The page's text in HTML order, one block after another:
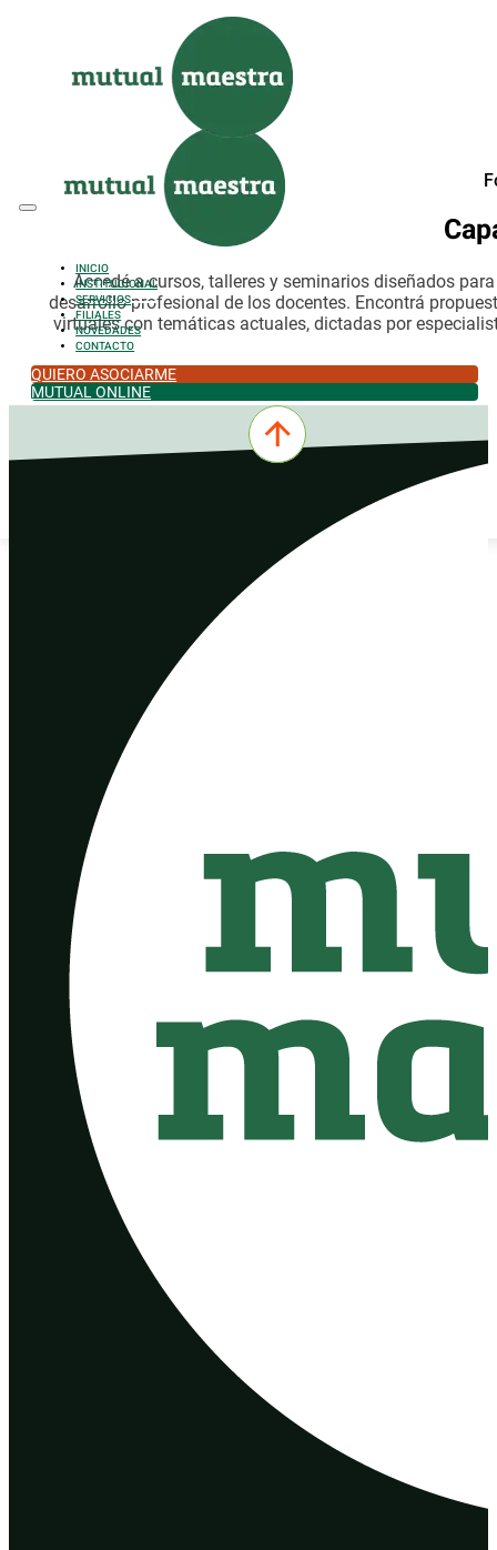
Saltar al pie de página
INICIO
INSTITUCIONAL
SERVICIOS
FILIALES
NOVEDADES
CONTACTO
QUIERO ASOCIARME
MUTUAL ONLINE
Accedé a cursos, talleres y seminarios diseñados
desarrollo profesional de los docentes. Encontrá
virtuales con temáticas actuales, dictadas por